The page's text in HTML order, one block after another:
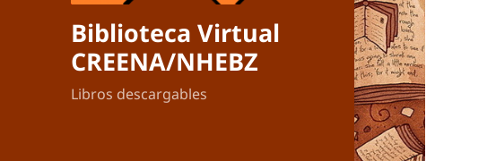
Biblioteca Virtual
CREENA/NHEBZ
Libros descargables